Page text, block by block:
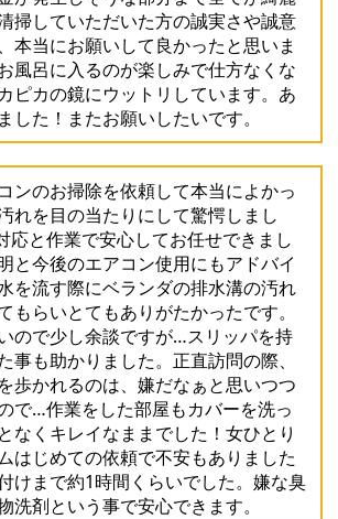
掃していただいた方の誠実さや誠意
本当にお願いして良かったと思いま
風呂に入るのが楽しみで仕方なくな
ピカの鏡にウットリしています。あ
した！またお願いしたいです。
ンのお掃除を依頼して本当によかっ
れを目の当たりにして驚愕しまし
応と作業で安心してお任せできまし
と今後のエアコン使用にもアドバイ
を流す際にベランダの排水溝の汚れ
もらいとてもありがたかったです。
ので少し余談ですが…スリッパを持
事も助かりました。正直訪問の際、
歩かれるのは、嫌だなぁと思いつつ
で…作業をした部屋もカバーを洗っ
なくキレイなままでした！女ひとり
はじめての依頼で不安もありました
けまで約1時間くらいでした。嫌な臭
洗剤という事で安心できます。